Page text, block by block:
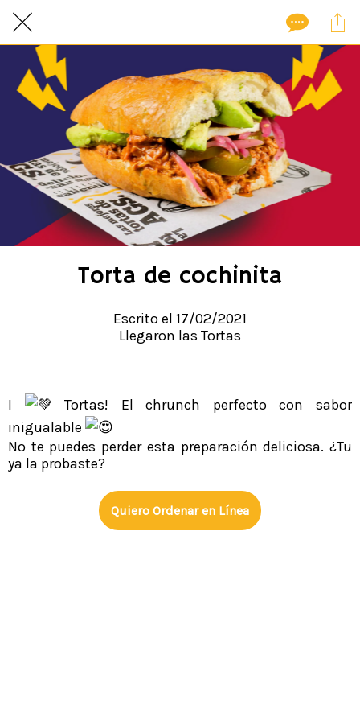
Torta de cochinita
Escrito el 17/02/2021
Llegaron las Tortas
I
Tortas! El chrunch perfecto con sabor
inigualable
No te puedes perder esta preparación deliciosa. ¿Tu
ya la probaste?
Quiero Ordenar en Línea